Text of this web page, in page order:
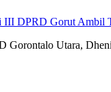
DPRD Gorut Ambil
Utara,